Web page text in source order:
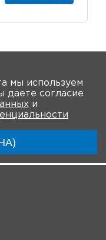
мы используем
даете согласие
и
информация